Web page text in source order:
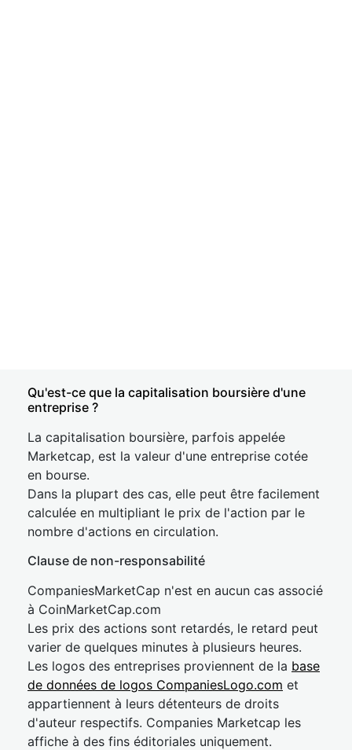
Qu'est-ce que la capitalisation boursière d'une
entreprise ?
La capitalisation boursière, parfois appelée
Marketcap, est la valeur d'une entreprise cotée
en bourse.
Dans la plupart des cas, elle peut être facilement
calculée en multipliant le prix de l'action par le
nombre d'actions en circulation.
Clause de non-responsabilité
CompaniesMarketCap n'est en aucun cas associé
à CoinMarketCap.com
Les prix des actions sont retardés, le retard peut
varier de quelques minutes à plusieurs heures.
Les logos des entreprises proviennent de la base
de données de logos CompaniesLogo.com et
appartiennent à leurs détenteurs de droits
d'auteur respectifs. Companies Marketcap les
affiche à des fins éditoriales uniquement.